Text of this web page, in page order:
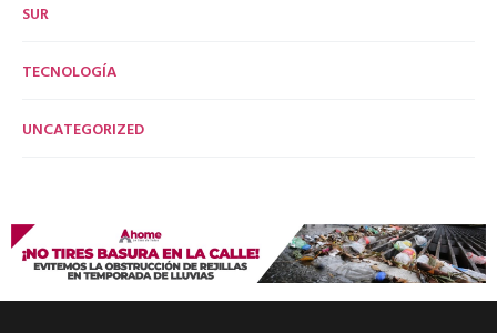
SUR
TECNOLOGÍA
UNCATEGORIZED